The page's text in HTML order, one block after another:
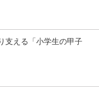
支える「小学生の甲子